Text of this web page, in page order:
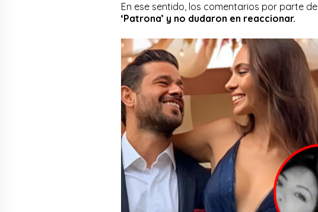
En ese sentido, los comentarios por parte de
‘Patrona’ y no dudaron en reaccionar.